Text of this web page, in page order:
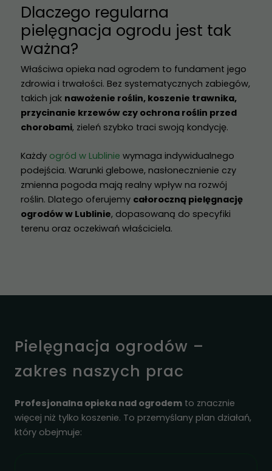
Dlaczego regularna
pielęgnacja ogrodu jest tak
ważna?
Właściwa opieka nad ogrodem to fundament jego
zdrowia i trwałości. Bez systematycznych zabiegów,
takich jak nawożenie roślin, koszenie trawnika,
przycinanie krzewów czy ochrona roślin przed
chorobami, zieleń szybko traci swoją kondycję.
Każdy ogród w Lublinie wymaga indywidualnego
podejścia. Warunki glebowe, nasłonecznienie czy
zmienna pogoda mają realny wpływ na rozwój
roślin. Dlatego oferujemy całoroczną pielęgnację
ogrodów w Lublinie, dopasowaną do specyfiki
terenu oraz oczekiwań właściciela.
Pielęgnacja ogrodów –
zakres naszych prac
Profesjonalna opieka nad ogrodem to znacznie
więcej niż tylko koszenie. To przemyślany plan działań,
który obejmuje: